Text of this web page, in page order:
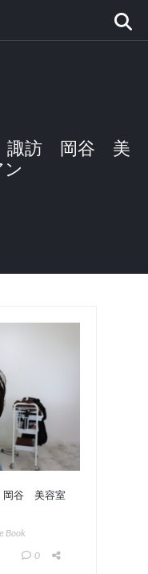
諏訪 岡谷 美
岡谷 美容室
Book
0